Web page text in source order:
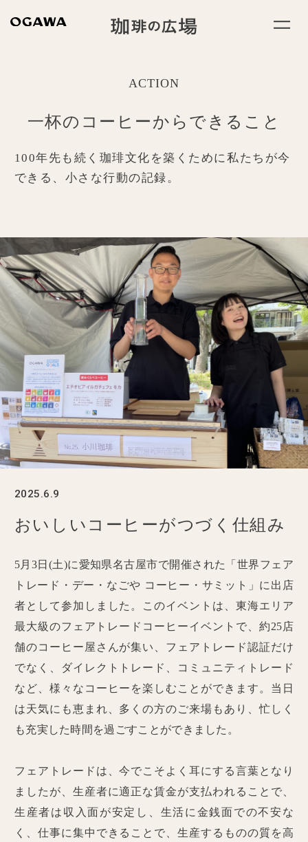
ACTION
一杯のコーヒーからできること
100年先も続く珈琲文化を築くために私たちが今
できる、小さな行動の記録。
2025.6.9
おいしいコーヒーがつづく仕組み
5月3日(土)に愛知県名古屋市で開催された「世界フェア
トレード・デー・なごや コーヒー・サミット」に出店
者として参加しました。このイベントは、東海エリア
最大級のフェアトレードコーヒーイベントで、約25店
舗のコーヒー屋さんが集い、フェアトレード認証だけ
でなく、ダイレクトトレード、コミュニティトレード
など、様々なコーヒーを楽しむことができます。当日
は天気にも恵まれ、多くの方のご来場もあり、忙しく
も充実した時間を過ごすことができました。
フェアトレードは、今でこそよく耳にする言葉となり
ましたが、生産者に適正な賃金が支払われることで、
生産者は収入面が安定し、生活に金銭面での不安な
く、仕事に集中できることで、生産するものの質を高